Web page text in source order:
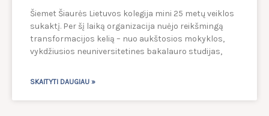
Šiemet Šiaurės Lietuvos kolegija mini 25 metų veiklos
sukaktį. Per šį laiką organizacija nuėjo reikšmingą
transformacijos kelią – nuo aukštosios mokyklos,
vykdžiusios neuniversitetines bakalauro studijas,
SKAITYTI DAUGIAU »